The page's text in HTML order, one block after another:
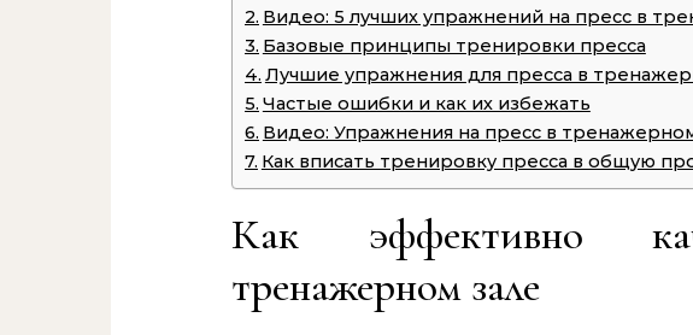
Видео: 5 лучших упражнений на пресс в
Базовые принципы тренировки пресса
Лучшие упражнения для пресса в
Частые ошибки и как их избежать
Видео: Упражнения на пресс в
Как вписать тренировку пресса в общую
Как эффективно
тренажерном зале